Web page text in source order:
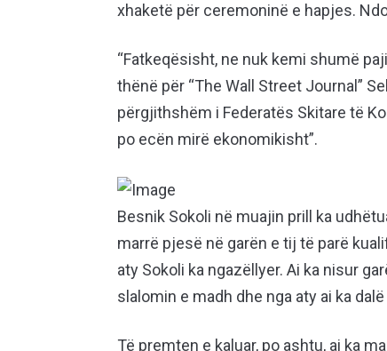
xhaketë për ceremoninë e hapjes.
“Fatkeqësisht, ne nuk kemi shumë
thënë për “The Wall Street Journal”
përgjithshëm i Federatës Skitare të
po ecën mirë ekonomikisht”.
Besnik Sokoli në muajin prill ka
marrë pjesë në garën e tij të parë
aty Sokoli ka ngazëllyer. Ai ka nisur
slalomin e madh dhe nga aty ai ka
Të premten e kaluar, po ashtu, ai ka